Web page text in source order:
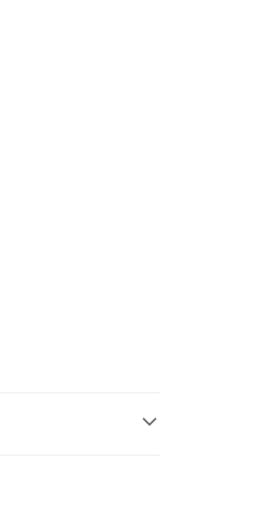
止日，確認付款後即
通過，訂單將自動取
你分期系統評分，恕